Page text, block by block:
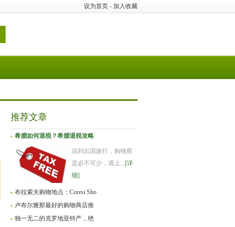
设为首页 - 加入收藏
推荐文章
希腊如何退税？希腊退税攻略
说到出国旅行，购物那
是必不可少，遇上...[详
细]
布拉索夫购物地点：Coresi Sho
卢布尔雅那最好的购物商店推
独一无二的克罗地亚特产，绝